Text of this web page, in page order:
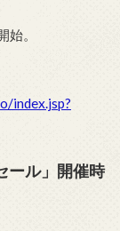
。
index.jsp?
ール」開催時